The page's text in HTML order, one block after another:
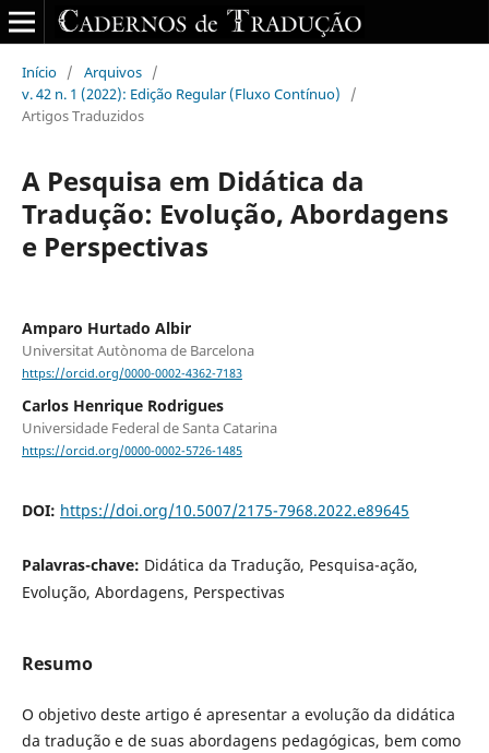
Início / Arquivos /
v. 42 n. 1 (2022): Edição Regular (Fluxo Contínuo)
/
Artigos Traduzidos
A Pesquisa em Didática da
Tradução: Evolução, Abordagens
e Perspectivas
Amparo Hurtado Albir
Universitat Autònoma de Barcelona
https://orcid.org/0000-0002-4362-7183
Carlos Henrique Rodrigues
Universidade Federal de Santa Catarina
https://orcid.org/0000-0002-5726-1485
DOI: https://doi.org/10.5007/2175-7968.2022.e89645
Palavras-chave: Didática da Tradução, Pesquisa-ação,
Evolução, Abordagens, Perspectivas
Resumo
O objetivo deste artigo é apresentar a evolução da didática
da tradução e de suas abordagens pedagógicas, bem como